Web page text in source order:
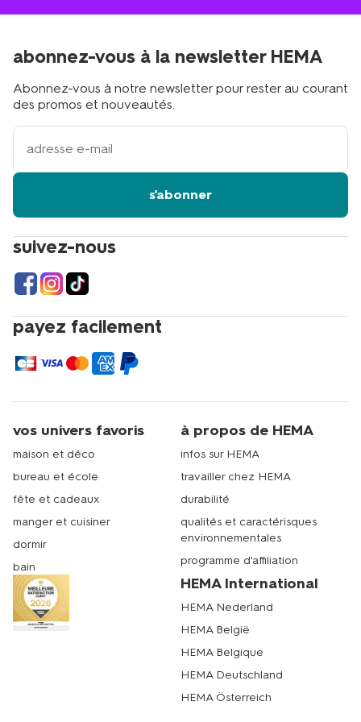
suivez-nous
payez facilement
abonnez-vous à la newsletter HEMA
Abonnez-vous à notre newsletter pour rester au courant
des promos et nouveautés.
votre
adresse
s'abonner
vos univers favoris
maison et déco
bureau et école
fête et cadeaux
manger et cuisiner
dormir
bain
à propos de HEMA
infos sur HEMA
travailler chez HEMA
durabilité
qualités et caractérisques
environnementales
programme d'affiliation
HEMA International
HEMA Nederland
HEMA België
HEMA Belgique
HEMA Deutschland
HEMA Österreich